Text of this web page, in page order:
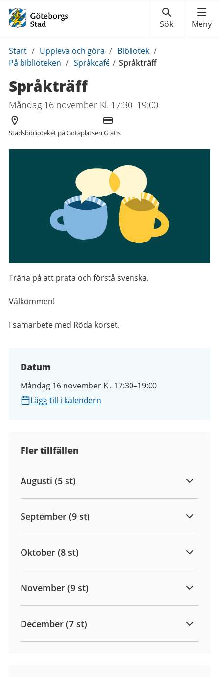
Du
är
Start / Uppleva och göra / Bibliotek /
På biblioteken / Språkcafé / Språkträff
Språkträff
Måndag 16 november Kl. 17:30–19:00
Arrangör
Stadsbiblioteket på Götaplatsen
Kostnad
Gratis
Träna på att prata och förstå svenska.
Välkommen!
I samarbete med Röda korset.
Datum
Måndag 16 november Kl. 17:30–19:00
Lägg till i kalendern
Fler tillfällen
Augusti (5 st)
September (9 st)
Oktober (8 st)
November (9 st)
December (7 st)